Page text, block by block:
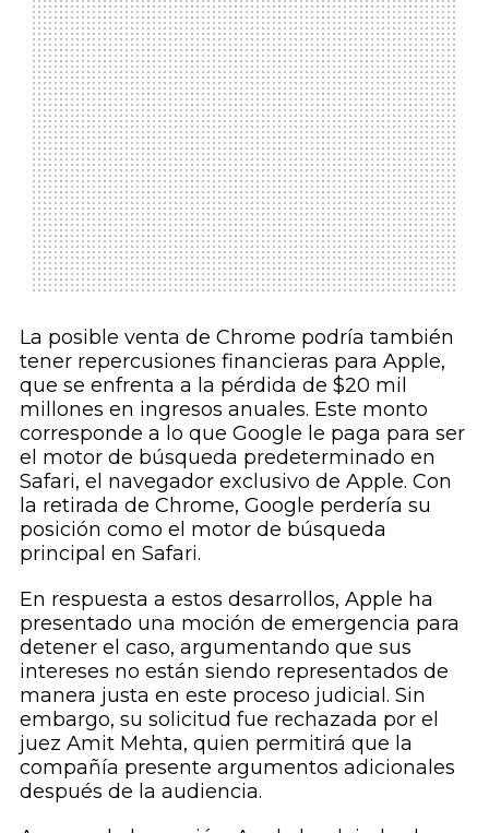
La posible venta de Chrome podría también
tener repercusiones financieras para Apple,
que se enfrenta a la pérdida de $20 mil
millones en ingresos anuales. Este monto
corresponde a lo que Google le paga para ser
el motor de búsqueda predeterminado en
Safari, el navegador exclusivo de Apple. Con
la retirada de Chrome, Google perdería su
posición como el motor de búsqueda
principal en Safari.
En respuesta a estos desarrollos, Apple ha
presentado una moción de emergencia para
detener el caso, argumentando que sus
intereses no están siendo representados de
manera justa en este proceso judicial. Sin
embargo, su solicitud fue rechazada por el
juez Amit Mehta, quien permitirá que la
compañía presente argumentos adicionales
después de la audiencia.